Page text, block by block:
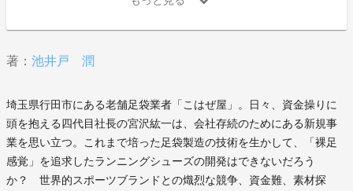
著： 池井戸 潤
埼玉県行田市にある老舗足袋業者「こはぜ屋」。日々、資金操りに
頭を抱える四代目社長の宮沢紘一は、会社存続のためにある新規事
業を思い立つ。これまで培った足袋製造の技術を生かして、「裸足
感覚」を追求したランニングシューズの開発はできないだろう
か？ 世界的スポーツブランドとの熾烈な競争、資金難、素材探